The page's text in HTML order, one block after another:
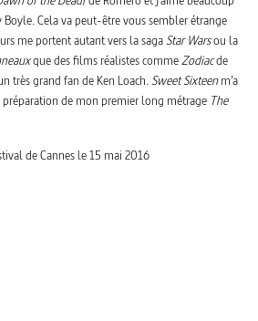
Cela va peut-être vous sembler étrange
me portent autant vers la sagaStar Warsou la
que des films réalistes commeZodiacde
très grand fan de Ken Loach.Sweet Sixteenm’a
de mon premier long métrage The
de Cannes le 15 mai 2016